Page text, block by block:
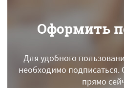
Оформить
Для удобного
необходимо подписаться.
прямо